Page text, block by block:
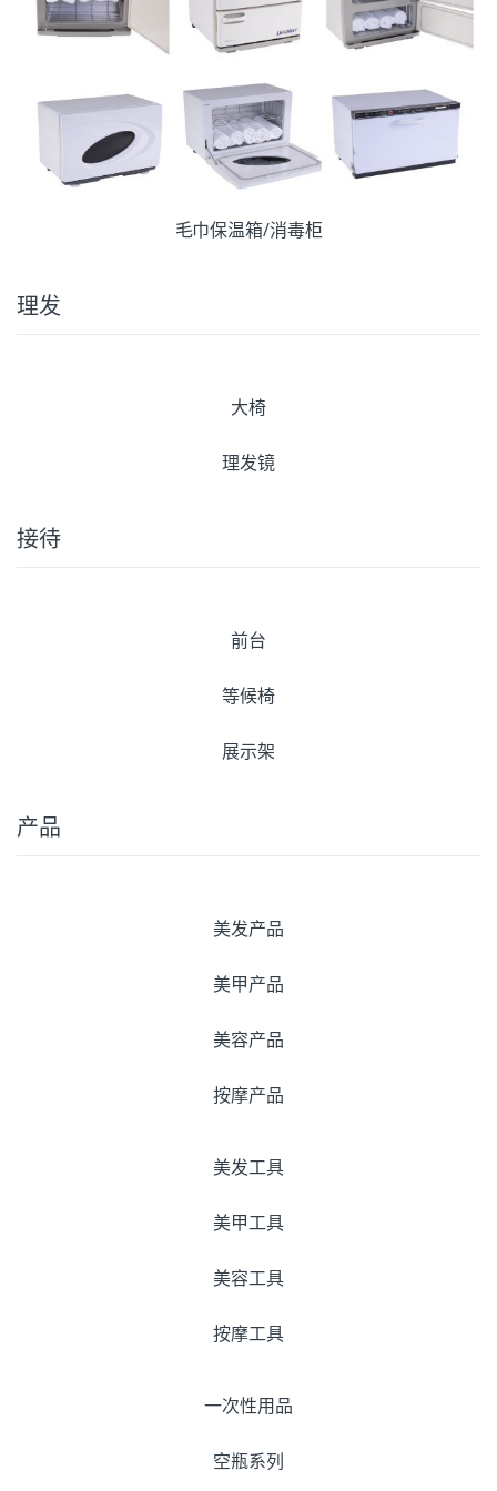
毛巾保温箱/消毒柜
理发
大椅
理发镜
接待
前台
等候椅
展示架
产品
美发产品
美甲产品
美容产品
按摩产品
美发工具
美甲工具
美容工具
按摩工具
一次性用品
空瓶系列